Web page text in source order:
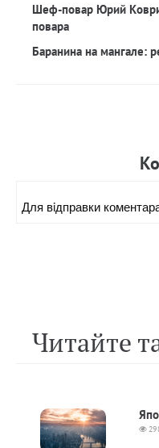
Шеф-повар Юрий
повара
Баранина на мангале:
Для вiдправки
Читайте